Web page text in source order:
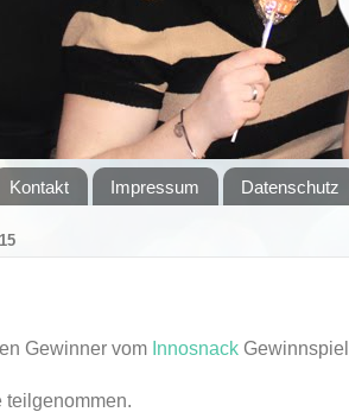
Kontakt Impressum Datenschutz
Gewinner vom Innosnack
teilgenommen.